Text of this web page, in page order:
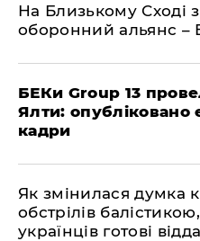
На Близькому Сході
оборонний альянс –
БЕКи Group 13
Ялти: опубліковано
кадри
Як змінилася думка
обстрілів
українців готові